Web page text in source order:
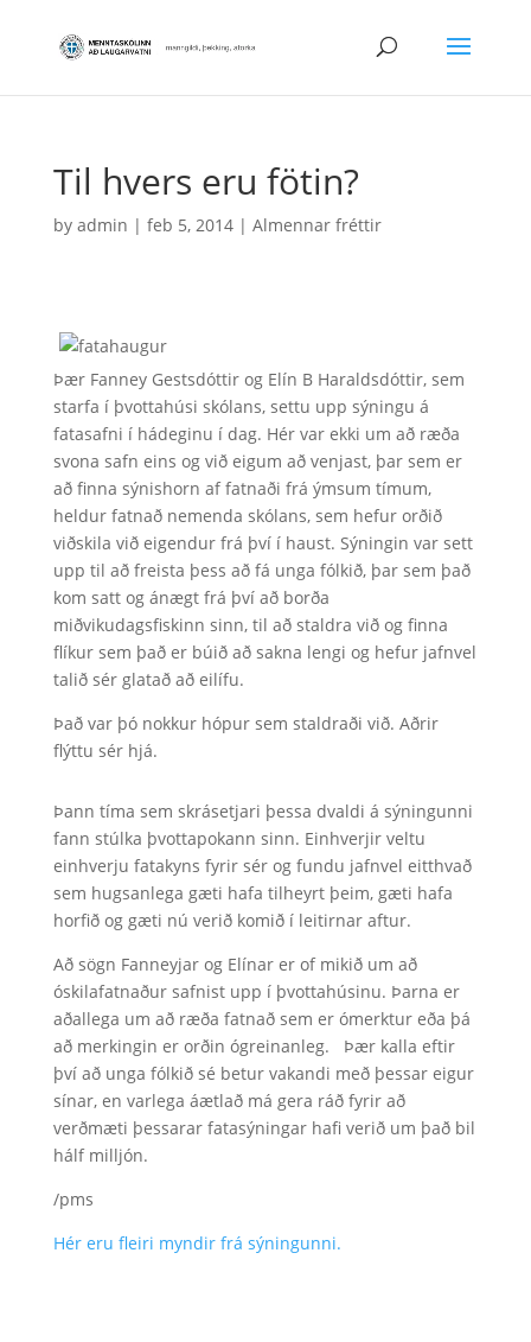
Til hvers eru fötin?
by admin | feb 5, 2014| Almennar fréttir
Þær Fanney Gestsdóttir og Elín B Haraldsdóttir, sem
starfa í þvottahúsi skólans, settu upp sýningu á
fatasafni í hádeginu í dag. Hér var ekki um að ræða
svona safn eins og við eigum að venjast, þar sem er
að finna sýnishorn af fatnaði frá ýmsum tímum,
heldur fatnað nemenda skólans, sem hefur orðið
viðskila við eigendur frá því í haust. Sýningin var sett
upp til að freista þess að fá unga fólkið, þar sem það
kom satt og ánægt frá því að borða
miðvikudagsfiskinn sinn, til að staldra við og finna
flíkur sem það er búið að sakna lengi og hefur jafnvel
talið sér glatað að eilífu.
Það var þó nokkur hópur sem staldraði við. Aðrir
flýttu sér hjá.
Þann tíma sem skrásetjari þessa dvaldi á sýningunni
fann stúlka þvottapokann sinn. Einhverjir veltu
einhverju fatakyns fyrir sér og fundu jafnvel eitthvað
sem hugsanlega gæti hafa tilheyrt þeim, gæti hafa
horfið og gæti nú verið komið í leitirnar aftur.
Að sögn Fanneyjar og Elínar er of mikið um að
óskilafatnaður safnist upp í þvottahúsinu. Þarna er
aðallega um að ræða fatnað sem er ómerktur eða þá
að merkingin er orðin ógreinanleg. Þær kalla eftir
því að unga fólkið sé betur vakandi með þessar eigur
sínar, en varlega áætlað má gera ráð fyrir að
verðmæti þessarar fatasýningar hafi verið um það bil
hálf milljón.
/pms
Hér eru fleiri myndir frá sýningunni.